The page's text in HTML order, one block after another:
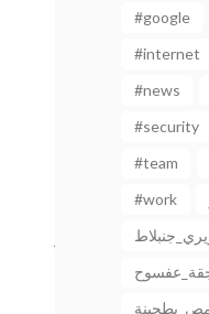
#google
#internet
#news
#security
#team
#work